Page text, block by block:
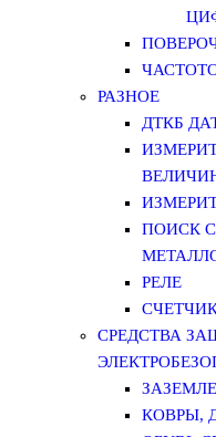
РАЗНОЕ
ДТКБ
ПОИСК
РЕЛЕ
СРЕДСТВА
КОВРЫ,